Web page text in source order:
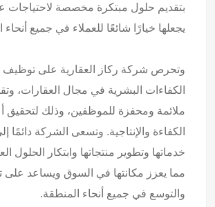
بتقديم حلول مبتكرة مخصصة لاحتياجات
يجعلها خيارًا شائعًا للعملاء في جميع أنحاء
وتحرص شركة ركاز العقارية على
الكفاءات البشرية في مجال العقارات،
ملائمة ومحفزة للموظفين، وذلك لتحقيق
الكفاءة والإنتاجية. وتسعى الشركة دائمًا
خدماتها وتطوير منتجاتها وابتكار الحلول
مما يعزز مكانتها في السوق ويساعد على
والتوسع في جميع أنحاء المنطقة.